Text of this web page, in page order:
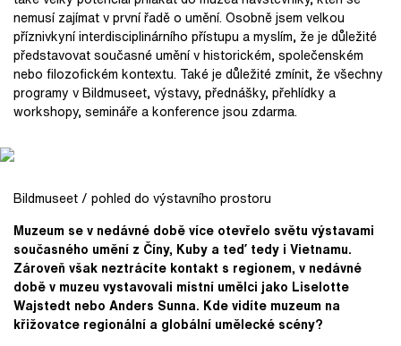
nemusí zajímat v první řadě o umění. Osobně jsem velkou
příznivkyní interdisciplinárního přístupu a myslím, že je důležité
představovat současné umění v historickém, společenském
nebo filozofickém kontextu. Také je důležité zmínit, že všechny
programy v Bildmuseet, výstavy, přednášky, přehlídky a
workshopy, semináře a konference jsou zdarma.
Bildmuseet / pohled do výstavního prostoru
Muzeum se v nedávné době více otevřelo světu výstavami
současného umění z Číny, Kuby a teď tedy i Vietnamu.
Zároveň však neztrácíte kontakt s regionem, v nedávné
době v muzeu vystavovali místní umělci jako Liselotte
Wajstedt nebo Anders Sunna. Kde vidíte muzeum na
křižovatce regionální a globální umělecké scény?